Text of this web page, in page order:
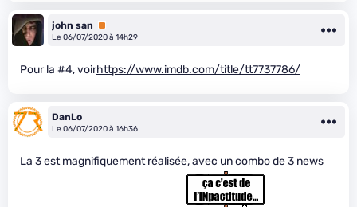
john san
Premium
Le 06/07/2020 à 14h29
Pour la #4, voirhttps://www.imdb.com/title/tt7737786/
DanLo
Le 06/07/2020 à 16h36
La 3 est magnifiquement réalisée, avec un combo de 3 news